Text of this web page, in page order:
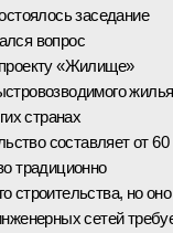
заседание
вопрос
«Жилище»
жилья
странах
составляет от 60
традиционно
строительства, но оно
сетей